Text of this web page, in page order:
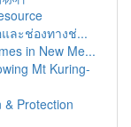
ละช่องทางช่...
in New Me...
Mt Kuring-
& Protection